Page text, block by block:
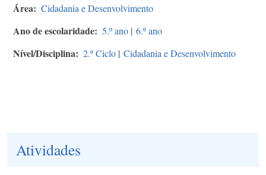
Área Cidadania e Desenvolvimento
Ano de escolaridade 5.º ano | 6.º ano
Nível/Disciplina 2.º Ciclo | Cidadania e Desenvolvimento
Atividades